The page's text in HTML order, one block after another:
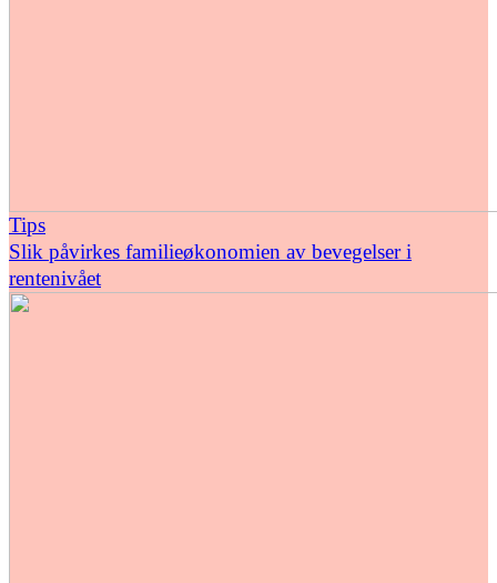
Tips
Slik påvirkes familieøkonomien av bevegelser i
rentenivået